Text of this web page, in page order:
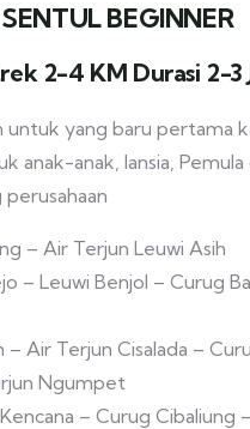
BEGINNER
2-4 KM Durasi 2-3
untuk yang baru pertama
anak-anak, lansia, Pemula
– Air Terjun Leuwi Asih
– Leuwi Benjol – Curug
Air Terjun Cisalada –
Ngumpet
– Curug Cibaliung